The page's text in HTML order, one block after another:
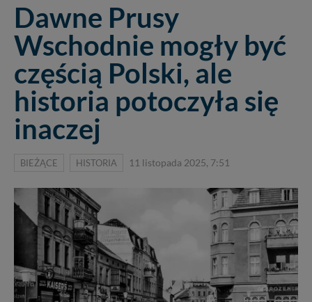
Dawne Prusy
Wschodnie mogły być
częścią Polski, ale
historia potoczyła się
inaczej
BIEŻĄCE HISTORIA 11 listopada 2025, 7:51